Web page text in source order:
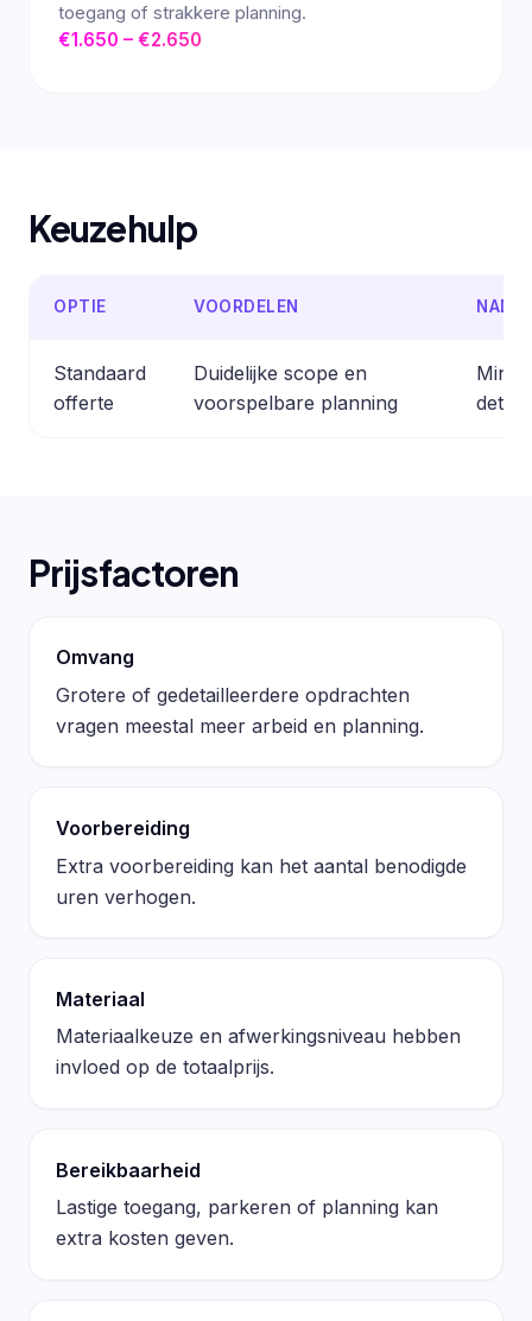
toegang of strakkere planning.
€1.650 – €2.650
Keuzehulp
OPTIE VOORDELEN
Standaard
offerte
Duidelijke scope en
voorspelbare planning
Prijsfactoren
Omvang
Grotere of gedetailleerdere opdrachten
vragen meestal meer arbeid en planning.
Voorbereiding
Extra voorbereiding kan het aantal benodigde
uren verhogen.
Materiaal
Materiaalkeuze en afwerkingsniveau hebben
invloed op de totaalprijs.
Bereikbaarheid
Lastige toegang, parkeren of planning kan
extra kosten geven.